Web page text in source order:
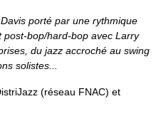
porté par une rythmique
bop/hard-bop avec Larry
du jazz accroché au swing
solistes...
(réseau FNAC) et